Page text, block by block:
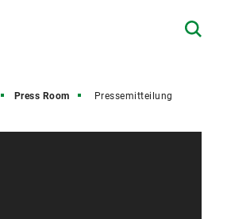
Press Room Pressemitteilung